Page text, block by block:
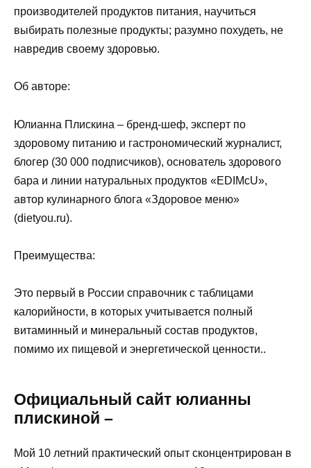
производителей продуктов питания, научиться
выбирать полезные продукты; разумно похудеть, не
навредив своему здоровью.
Об авторе:
Юлианна Плискина – бренд-шеф, эксперт по
здоровому питанию и гастрономический журналист,
блогер (30 000 подписчиков), основатель здорового
бара и линии натуральных продуктов «EDIMcU»,
автор кулинарного блога «Здоровое меню»
(dietyou.ru).
Преимущества:
Это первый в России справочник с таблицами
калорийности, в которых учитывается полный
витаминный и минеральный состав продуктов,
помимо их пищевой и энергетической ценности..
Официальный сайт юлианны
плискиной –
Мой 10 летний практический опыт сконцентрирован в